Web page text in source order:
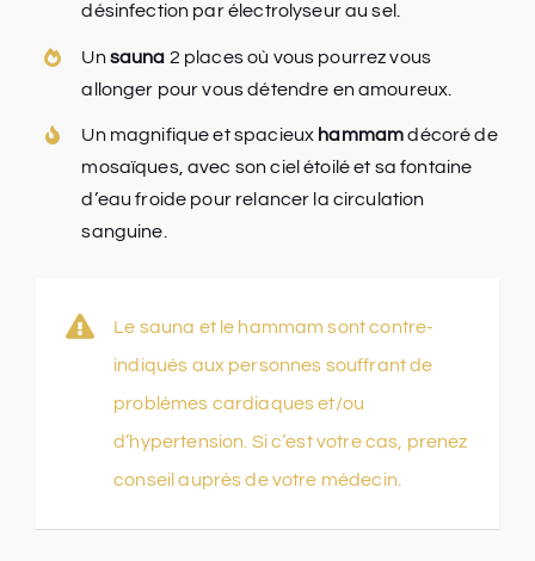
désinfection par électrolyseur au sel.
Un sauna 2 places où vous pourrez vous
allonger pour vous détendre en amoureux.
Un magnifique et spacieux hammamdécoré de
mosaïques, avec son ciel étoilé et sa fontaine
d’eau froide pour relancer la circulation
sanguine.
Le sauna et le hammam sont contre-
indiqués aux personnes souffrant de
problèmes cardiaques et/ou
d’hypertension. Si c’est votre cas, prenez
conseil auprès de votre médecin.